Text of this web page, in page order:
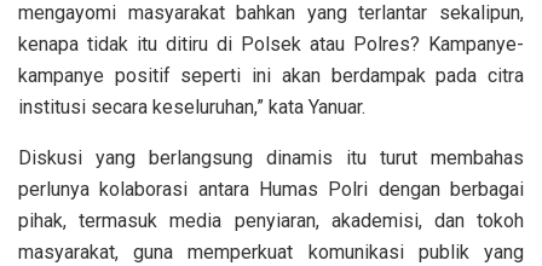
mengayomi masyarakat bahkan yang terlantar sekalipun,
kenapa tidak itu ditiru di Polsek atau Polres? Kampanye-
kampanye positif seperti ini akan berdampak pada citra
institusi secara keseluruhan,” kata Yanuar.
Diskusi yang berlangsung dinamis itu turut membahas
perlunya kolaborasi antara Humas Polri dengan berbagai
pihak, termasuk media penyiaran, akademisi, dan tokoh
masyarakat, guna memperkuat komunikasi publik yang